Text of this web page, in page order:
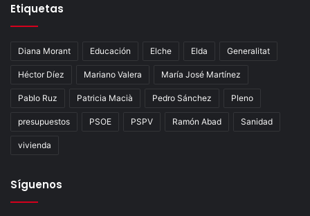
Etiquetas
Diana Morant Educación Elche Elda Generalitat
Héctor Díez Mariano Valera María José Martínez
Pablo Ruz Patricia Macià Pedro Sánchez Pleno
presupuestos PSOE PSPV Ramón Abad Sanidad
vivienda
Síguenos